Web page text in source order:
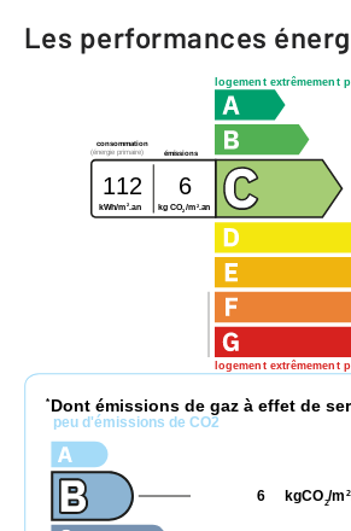
Les performances
logement extrêmement
logement extrêmement
consommation
émissions
(énergie primaire)
112 6
kWh/m 2 .an kg CO2/m2.an
* Dont émissions de gaz à effet de
peu d'émissions de CO2
kgCO2/m 2
6